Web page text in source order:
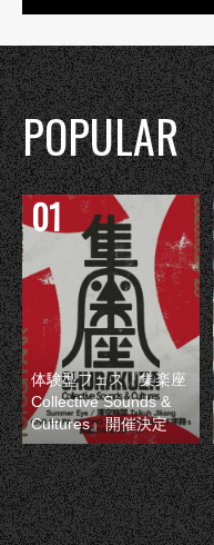
POPULAR
体験型フェス『集楽座
Collective Sounds &
Cultures』開催決定